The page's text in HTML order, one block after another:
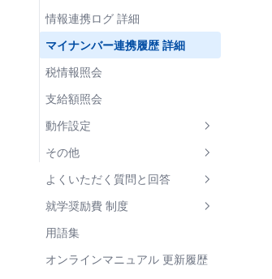
収入額・需要額調書
経費支弁段階調書
支弁区分決定通知書
支給関連 帳票
支給明細書
支給内訳一覧
個人別支給台帳
集計関連 帳票
支給状況報告書
支給実績報告書
状況/実績 比較一覧表
補助簿
口座振込管理表
支給額集計表
支給額計算書(児童生徒別)
支給額計算書(費目別)
支給限度額残高一覧
児童生徒・世帯員一覧
経費明細(教材代 相当)一覧
世帯員タブ
状況履歴タブ
支給履歴タブ
管理外支給済額タブ
状況履歴 詳細
移動先学校を選択
Excelインポート
帳票パラメータ
区分決定状況パラメータ
区分決定通知書パラメータ
支給回パラメータ
支給明細書パラメータ
児童生徒・世帯員一覧パラメー
情報連携ログ 詳細
マイナンバー連携履歴 詳細
税情報照会
支給額照会
動作設定
経費項目設定
経費項目設定 一覧
経費項目設定 詳細
金融機関
金融機関 一覧
金融機関 詳細
支店 詳細
ユーザー個別設定
「レポート」タブ
「表示」タブ
システム全体の設定
全般設定
その他
ユーザー情報
初回ログオン時にパスワードを
よくいただく質問と回答
支弁区分が正しくない
支給額が正しくない
経費入力のトラブル
就学奨励費 制度
支弁区分
経費区分
用語集
オンラインマニュアル 更新履歴